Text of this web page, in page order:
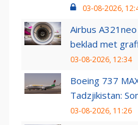
03-08-2026,
Airbus
beklad met
03-08-2026, 12:34
Boeing 737
Tadzjikistan:
03-08-2026, 11:26